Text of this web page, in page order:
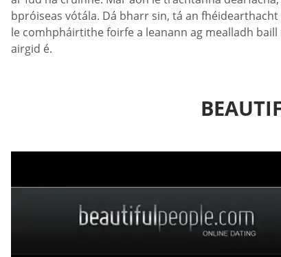
bpróiseas vótála. Dá bharr sin, tá an
le comhpháirtithe foirfe a leanann ag mealladh
airgid é.